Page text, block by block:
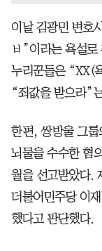
이날 김광민 변호
ㅂ”이라는 욕설로
누리꾼들은 “XX(
“죄값을 받으라”
한편, 쌍방울 그룹
뇌물을 수수한 혐
월을 선고받았다.
더불어민주당 이
했다고 판단했다.